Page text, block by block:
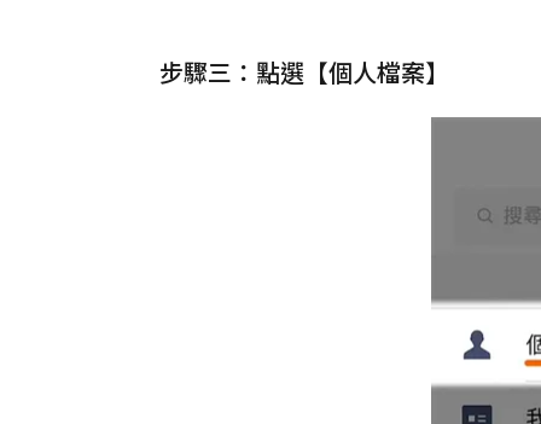
步驟三：點選【個人檔案】